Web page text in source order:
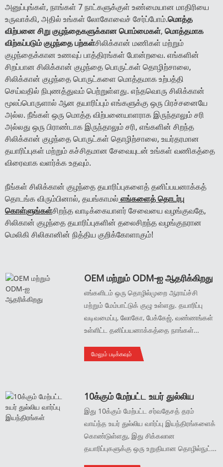
அனுப்புங்கள், நாங்கள் 7 நாட்களுக்குள் உண்மையான மாதிரியை
உருவாக்கி, அதில் உங்கள் லோகோவைச் சேர்ப்போம்.மொத்த
விற்பனை சிறு குழந்தைகளுக்கான பொம்மைகள், மொத்தமாக
விற்கப்படும் குழந்தை பற்கள்சிலிக்கான் மணிகள் மற்றும்
குழந்தைக்கான உணவுப் பாத்திரங்கள் போன்றவை. எங்களின்
சிறப்பான சிலிக்கான் குழந்தை பொருட்கள் தொழிற்சாலை,
சிலிக்கான் குழந்தை பொருட்களை மொத்தமாக உற்பத்தி
செய்வதில் நிபுணத்துவம் பெற்றுள்ளது. எந்தவொரு சிலிக்கான்
மூலப்பொருளால் ஆன தயாரிப்பும் எங்களுக்கு ஒரு பிரச்சனையே
அல்ல. நீங்கள் ஒரு மொத்த விற்பனையாளராக இருந்தாலும் சரி
அல்லது ஒரு பிராண்டாக இருந்தாலும் சரி, எங்களின் சிறந்த
சிலிக்கான் குழந்தை பொருட்கள் தொழிற்சாலை, உயர்தரமான
தயாரிப்புகள் மற்றும் கச்சிதமான சேவையுடன் உங்கள் வணிகத்தை
விரைவாக வளர்க்க உதவும்.
நீங்கள் சிலிக்கான் குழந்தை தயாரிப்புகளைத் தனிப்பயனாக்கத்
தொடங்க விரும்பினால், தயங்காமல் எங்களைத் தொடர்பு
கொள்ளுங்கள்சிறந்த வாடிக்கையாளர் சேவையை வழங்குவதே,
சிலிகான் குழந்தை தயாரிப்புகளின் தலைசிறந்த வழங்குநரான
மெலிகி சிலிகானின் நித்திய குறிக்கோளாகும்!
OEM மற்றும் ODM-ஐ ஆதரிக்கிறது
எங்களிடம் ஒரு தொழில்முறை ஆராய்ச்சி
மற்றும் மேம்பாட்டுக் குழு உள்ளது. தயாரிப்பு
வடிவமைப்பு, லோகோ, பேக்கேஜ், வண்ணங்கள்
உள்ளிட்ட தனிப்பயனாக்கத்தை நாங்கள்
ஐ ஏற்றுக்கொள்கிறோம்.
மேலும் படிக்கவும்
10க்கும் மேற்பட்ட உயர் துல்லிய
வார்ப்பு இயந்திரங்கள்
இது 10க்கும் மேற்பட்ட சர்வதேசத் தரம்
வாய்ந்த உயர் துல்லிய வார்ப்பு இயந்திரங்களைக்
கொண்டுள்ளது, இது சிக்கலான
தயாரிப்புகளுக்கு ஒரு உறுதியான தொழில்நுட்ப